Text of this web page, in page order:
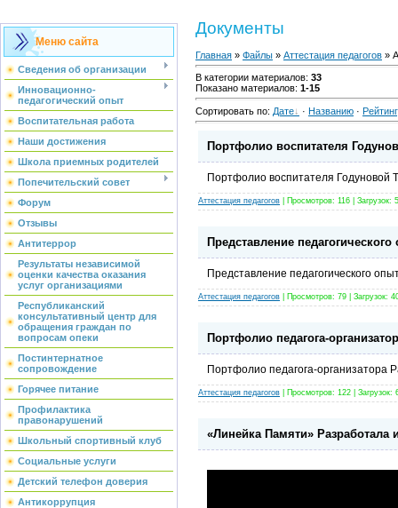
Меню сайта
Сведения об организации
Инновационно-
педагогический опыт
Воспитательная работа
Наши достижения
Школа приемных родителей
Попечительский совет
Форум
Отзывы
Антитеррор
Результаты независимой
оценки качества оказания
услуг организациями
Республиканский
консультативный центр для
обращения граждан по
вопросам опеки
Постинтернатное
сопровождение
Горячее питание
Профилактика
правонарушений
Школьный спортивный клуб
Социальные услуги
Детский телефон доверия
Антикоррупция
Документы
Главная » Файлы » Аттестация педагогов »
В категории материалов: 33
Показано материалов: 1-15
Сортировать по: Дате · Названию ·
Портфолио воспитателя
Портфолио воспитателя Годуновой
Аттестация педагогов | Просмотров: 116 |
Представление
Представление педагогического
Аттестация педагогов | Просмотров: 79 | Загрузок:
Портфолио педагога-
Портфолио педагога-организатора
Аттестация педагогов | Просмотров: 122 |
«Линейка Памяти» Разработала